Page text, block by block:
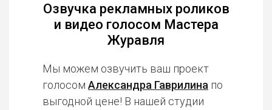
Озвучка рекламных роликов
и видео голосом Мастера
Журавля
Мы можем озвучить ваш проект
голосом Александра Гаврилина по
выгодной цене! В нашей студии